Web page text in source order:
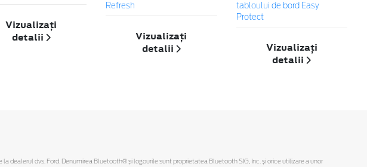
Vizualizați
detalii
Refresh
Vizualizați
detalii
tabloului de bord Easy
Protect
Vizualizați
detalii
dealerul dvs. Ford. Denumirea Bluetooth® și logourile sunt proprietatea Bluetooth SIG, Inc. și orice utilizare a unor